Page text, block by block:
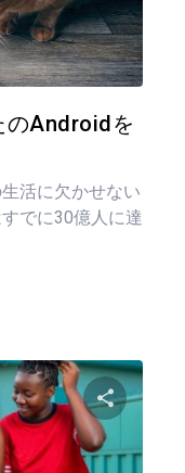
この記
のAndroidを
活に欠かせない
でに30億人に達
この記
投
ナ